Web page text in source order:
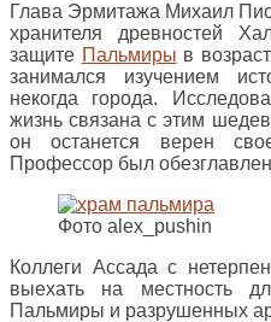
Глава Эрмитажа Михаил
хранителя древностей
защите Пальмиры в
занимался изучением
некогда города.
жизнь связана с этим
он останется верен
Профессор был
Фото alex_pushin
Коллеги Ассада с
выехать на местность
Пальмиры и разрушенных